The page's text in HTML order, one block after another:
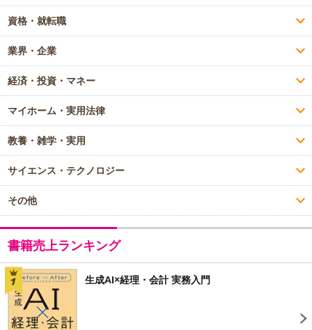
資格・就転職
業界・企業
経済・投資・マネー
マイホーム・実用法律
教養・雑学・実用
サイエンス・テクノロジー
その他
書籍売上ランキング
生成AI×経理・会計 実務入門